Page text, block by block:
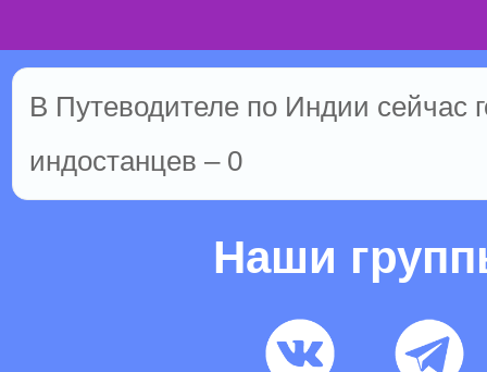
В Путеводителе по Индии сейчас
индостанцев – 0
Наши